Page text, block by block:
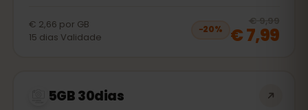
€ 2,66 por GB
15 dias Validade
−20%
€ 9,99
€ 7,99
5GB 30dias